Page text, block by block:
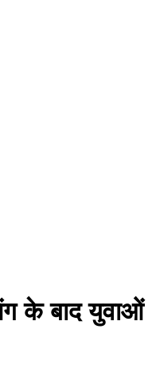
के बाद